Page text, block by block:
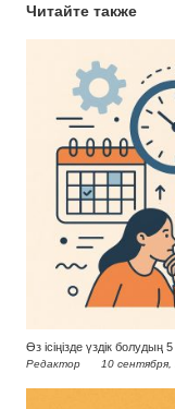
Читайте также
Өз ісіңізде үздік болудың
Редактор 10 сентября,